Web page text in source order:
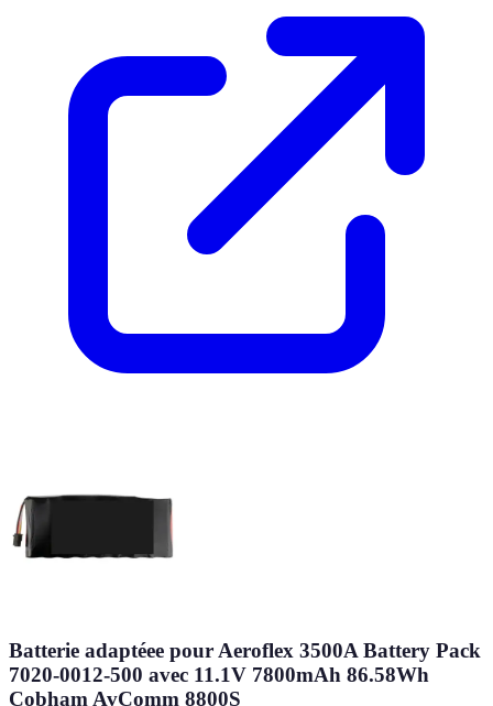
Batterie adaptéee pour Aeroflex 3500A Battery Pack
7020-0012-500 avec 11.1V 7800mAh 86.58Wh
Cobham AvComm 8800S